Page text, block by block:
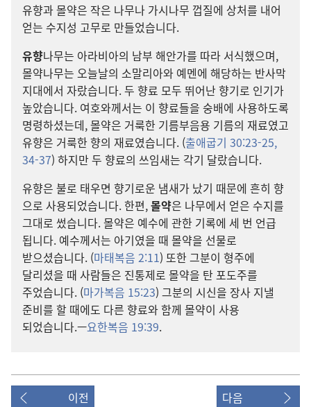
유향과 몰약은 작은 나무나 가시나무 껍질에 상처를 내어
얻는 수지성 고무로 만들었습니다.
유향나무는 아라비아의 남부 해안가를 따라 서식했으며,
몰약나무는 오늘날의 소말리아와 예멘에 해당하는 반사막
지대에서 자랐습니다. 두 향료 모두 뛰어난 향기로 인기가
높았습니다. 여호와께서는 이 향료들을 숭배에 사용하도록
명령하셨는데, 몰약은 거룩한 기름부음용 기름의 재료였고
유향은 거룩한 향의 재료였습니다. (출애굽기 30:23-25,
34-37) 하지만 두 향료의 쓰임새는 각기 달랐습니다.
유향은 불로 태우면 향기로운 냄새가 났기 때문에 흔히 향
으로 사용되었습니다. 한편,몰약은 나무에서 얻은 수지를
그대로 썼습니다. 몰약은 예수에 관한 기록에 세 번 언급
됩니다. 예수께서는 아기였을 때 몰약을 선물로
받으셨습니다. (마태복음 2:11) 또한 그분이 형주에
달리셨을 때 사람들은 진통제로 몰약을 탄 포도주를
주었습니다. (마가복음 15:23) 그분의 시신을 장사 지낼
준비를 할 때에도 다른 향료와 함께 몰약이 사용
되었습니다.—요한복음 19:39.
이전 다음